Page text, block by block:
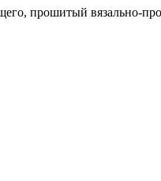
прошитый вязально-